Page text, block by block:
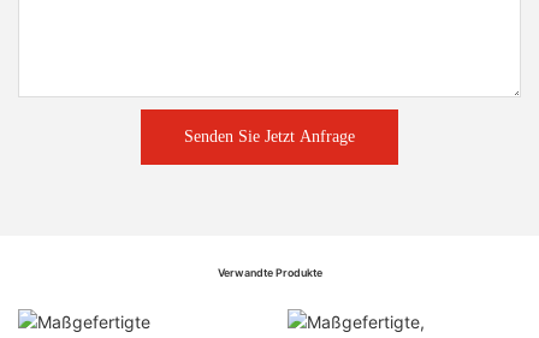
Senden Sie Jetzt Anfrage
Verwandte Produkte